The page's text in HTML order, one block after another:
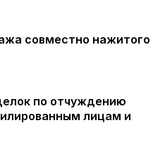
совместно нажитого
по отчуждению
лицам и